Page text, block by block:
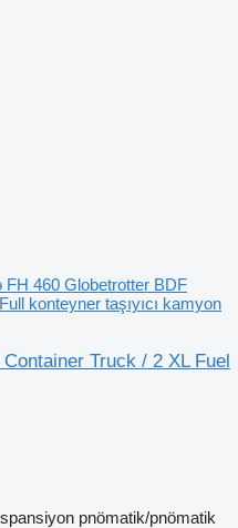
FH 460 Globetrotter BDF
konteyner taşıyıcı kamyon
Truck / 2 XL Fuel
pnömatik/pnömatik